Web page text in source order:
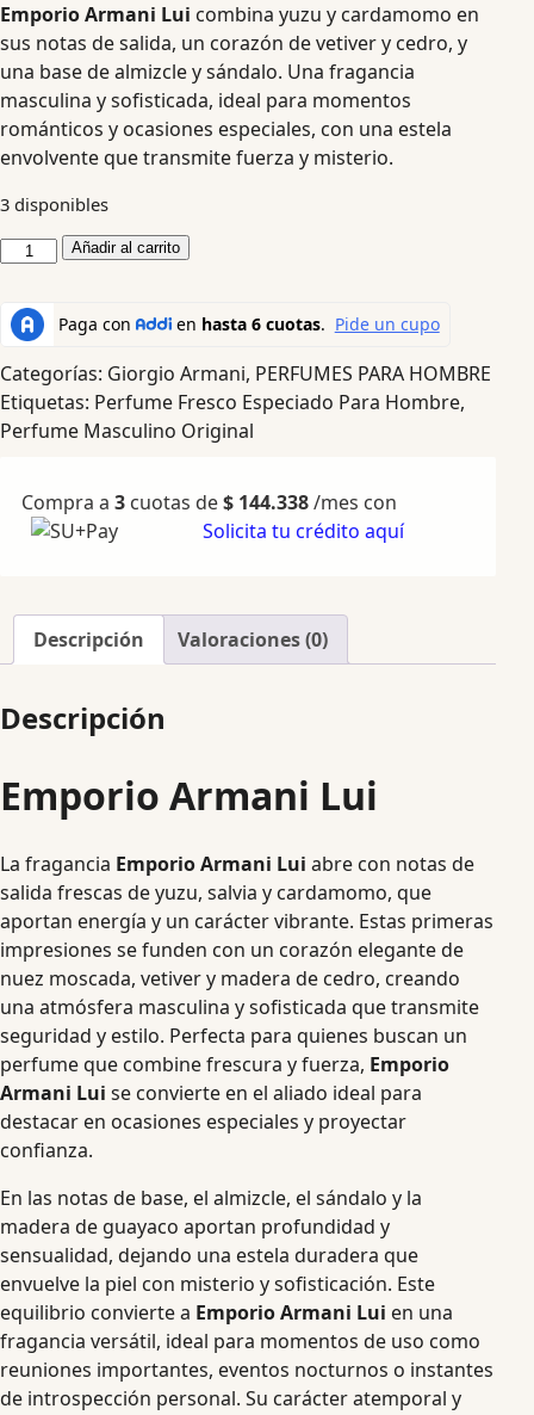
Emporio Armani Lui combina yuzu y cardamomo en
sus notas de salida, un corazón de vetiver y cedro, y
una base de almizcle y sándalo. Una fragancia
masculina y sofisticada, ideal para momentos
románticos y ocasiones especiales, con una estela
envolvente que transmite fuerza y misterio.
3 disponibles
Añadir al carrito
Categorías: Giorgio Armani, PERFUMES PARA HOMBRE
Etiquetas: Perfume Fresco Especiado Para Hombre,
Perfume Masculino Original
Compra a 3 cuotas de$ 144.338/mes con
Solicita tu crédito aquí
Descripción Valoraciones (0)
Descripción
Emporio Armani Lui
La fragancia Emporio Armani Lui abre con notas de
salida frescas de yuzu, salvia y cardamomo, que
aportan energía y un carácter vibrante. Estas primeras
impresiones se funden con un corazón elegante de
nuez moscada, vetiver y madera de cedro, creando
una atmósfera masculina y sofisticada que transmite
seguridad y estilo. Perfecta para quienes buscan un
perfume que combine frescura y fuerza, Emporio
Armani Lui se convierte en el aliado ideal para
destacar en ocasiones especiales y proyectar
confianza.
En las notas de base, el almizcle, el sándalo y la
madera de guayaco aportan profundidad y
sensualidad, dejando una estela duradera que
envuelve la piel con misterio y sofisticación. Este
equilibrio convierte a Emporio Armani Lui en una
fragancia versátil, ideal para momentos de uso como
reuniones importantes, eventos nocturnos o instantes
de introspección personal. Su carácter atemporal y